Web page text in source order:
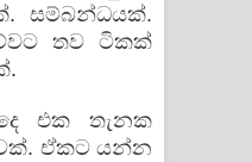
සම්බන්ධයක්.
තව ටිකක්
එක තැනක
ඒකට යන්න